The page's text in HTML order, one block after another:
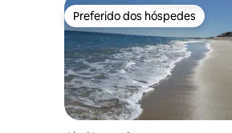
Preferido dos hóspedes
Preferido dos hóspedes